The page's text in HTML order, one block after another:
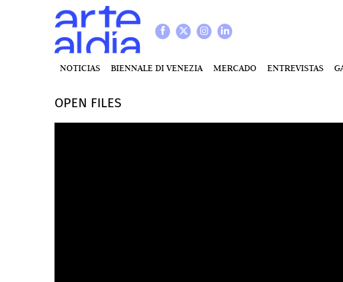
NOTICIAS BIENNALE DI VENEZIA MERCADO ENTREVISTAS
OPEN FILES